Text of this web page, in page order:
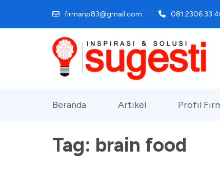
ke
firmanp83@gmail.com
Beranda Artikel Profil
Tag: brain food